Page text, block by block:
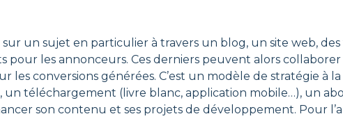
un sujet en particulier à travers un blog, un site web,
pour les annonceurs. Ces derniers peuvent alors
conversions générées. C’est un modèle de stratégie à
un téléchargement (livre blanc, application mobile…), un
son contenu et ses projets de développement. Pour